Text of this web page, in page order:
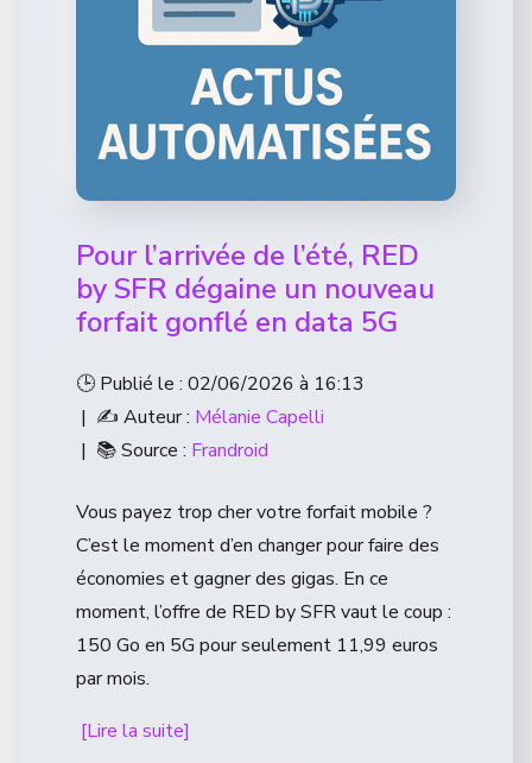
Pour l’arrivée de l’été, RED
by SFR dégaine un nouveau
forfait gonflé en data 5G
🕒 Publié le : 02/06/2026 à 16:13
| ✍️ Auteur : Mélanie Capelli
| 📚 Source : Frandroid
Vous payez trop cher votre forfait mobile ?
C’est le moment d’en changer pour faire des
économies et gagner des gigas. En ce
moment, l’offre de RED by SFR vaut le coup :
150 Go en 5G pour seulement 11,99 euros
par mois.
[Lire la suite]